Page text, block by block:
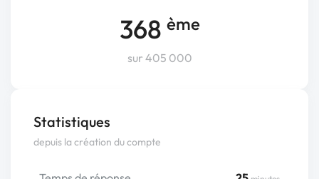
368 ème
sur 405 000
Statistiques
depuis la création du compte